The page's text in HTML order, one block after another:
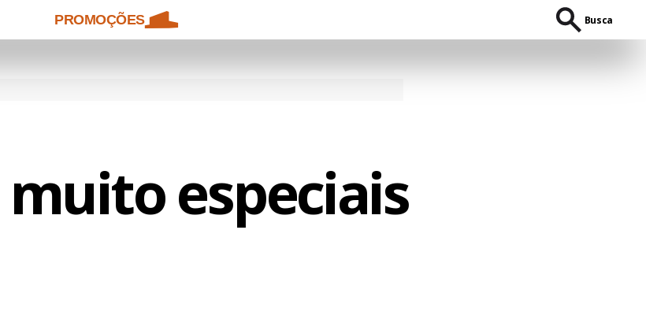
PROMOÇÕES Busca
especiais